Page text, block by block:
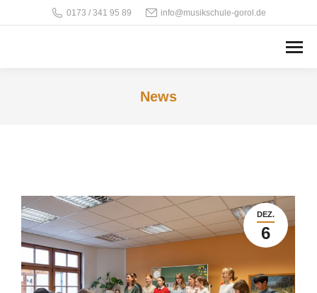
0173 / 341 95 89 info@musikschule-gorol.de
News
DEZ.
6